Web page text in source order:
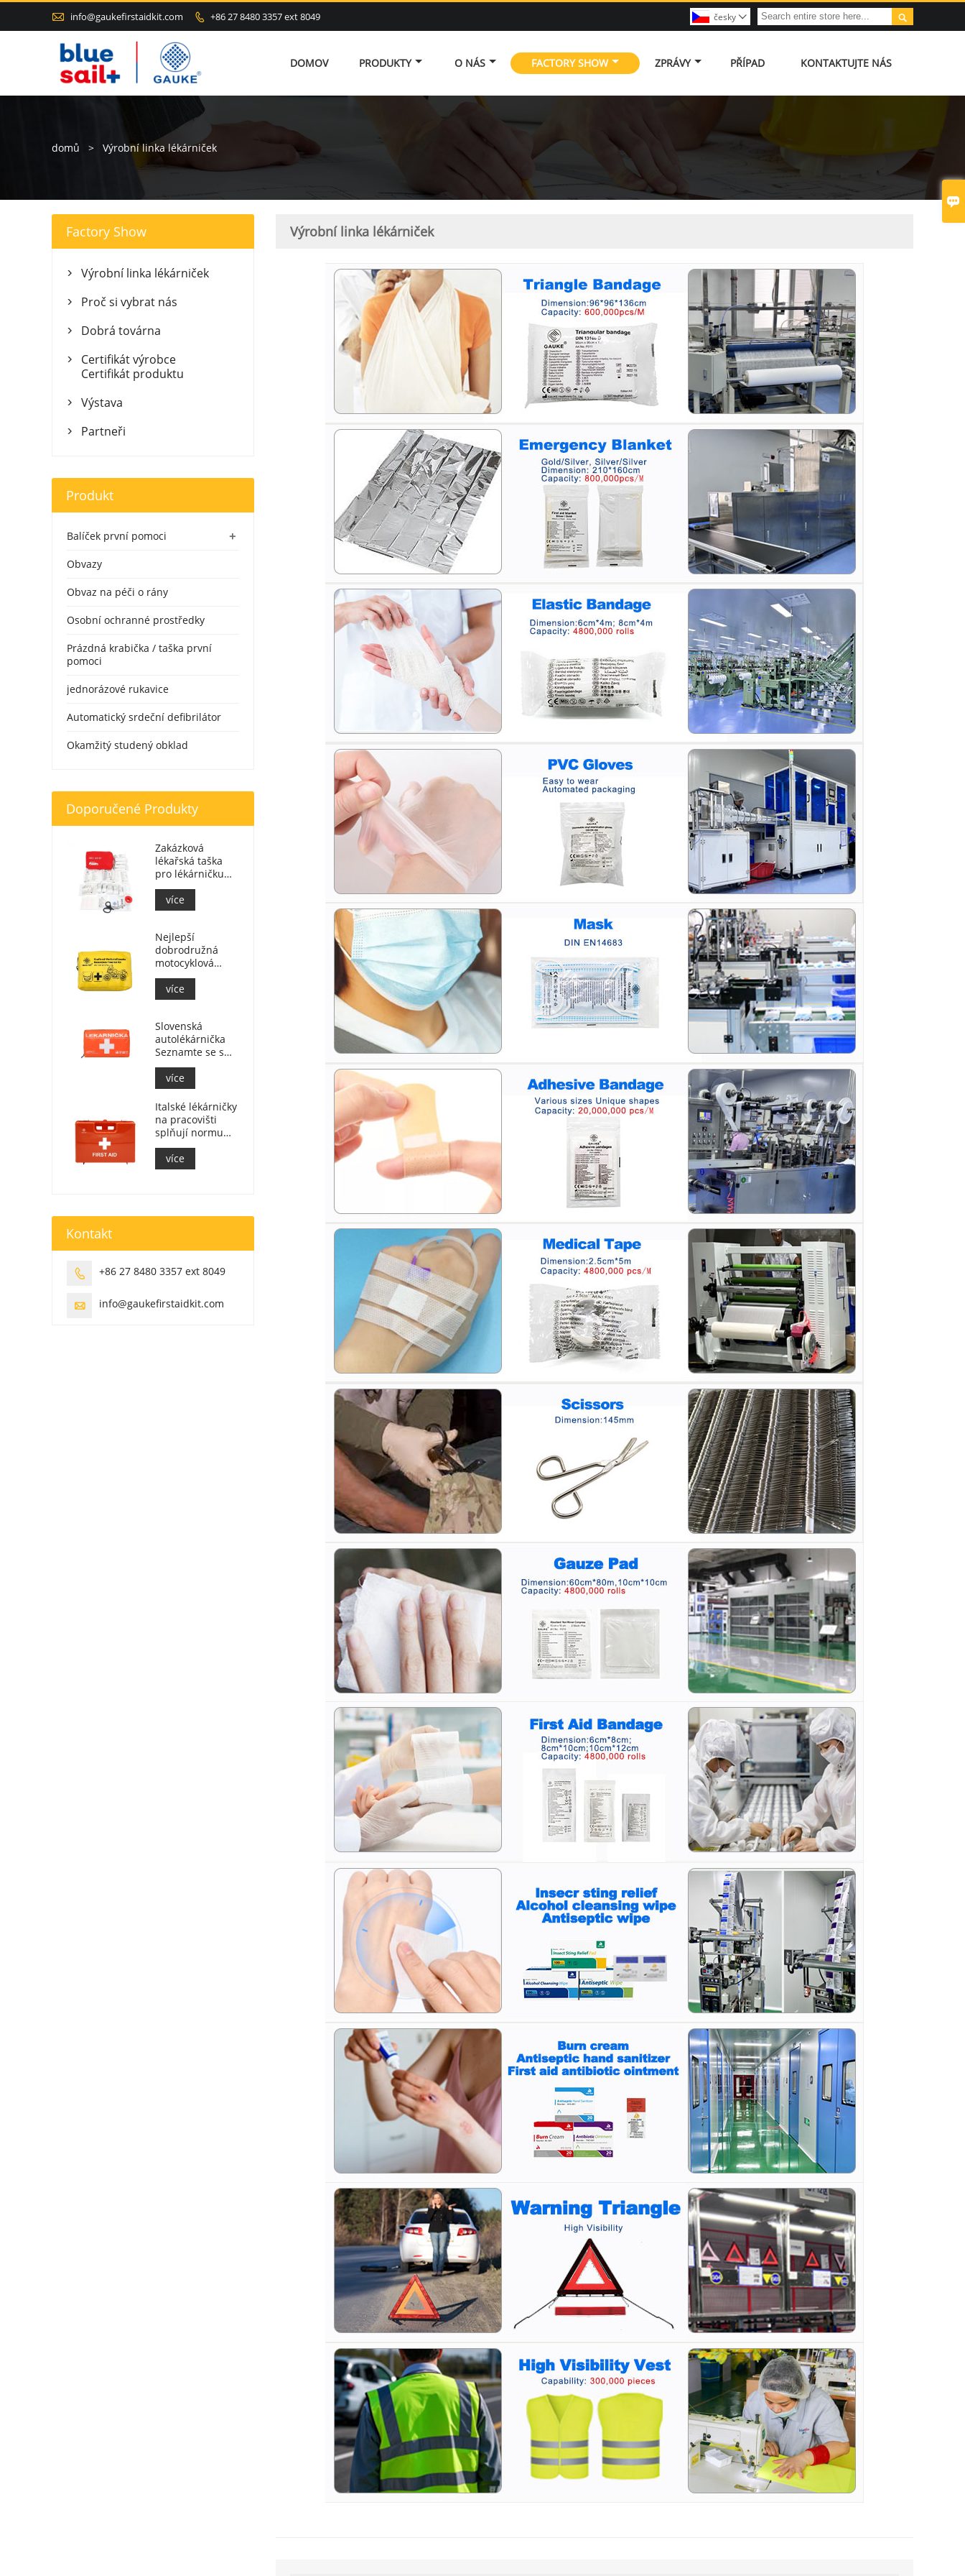

 info@gaukefirstaidkit.com  +86 27 8480 3357 ext 8049 
česky 
DOMOV PRODUKTY O NÁS FACTORY SHOW ZPRÁVY PŘÍPAD KONTAKTUJTE NÁS
domů > Výrobní linka lékárniček
Výrobní linka lékárniček
Factory Show
 Výrobní linka lékárniček
 Proč si vybrat nás
 Dobrá továrna

Certifikát výrobce
Certifikát produktu
 Výstava
 Partneři
Produkt
+
Balíček první pomoci
Obvazy
Obvaz na péči o rány
Osobní ochranné prostředky
Prázdná krabička / taška první
pomoci
jednorázové rukavice
Automatický srdeční defibrilátor
Okamžitý studený obklad
Doporučené Produkty
Zakázková
lékařská taška
pro lékárničku
lékárničky do
auta
více
Nejlepší
dobrodružná
motocyklová
lékárnička pro
jezdce na
motocyklu
více
Slovenská
autolékárnička
Seznamte se s
MZ SR
č.143/2009
více
Italské lékárničky
na pracovišti
splňují normu
DM 388 z 15. 7.
2003
více
Kontakt
 +86 27 8480 3357 ext 8049
 info@gaukefirstaidkit.com